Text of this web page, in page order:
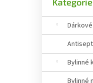
Bylinné
Bylinné